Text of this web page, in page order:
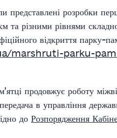
представлені розробки
та різними рівнями
відкриття парку-
marshruti-parku-
продовжує роботу
в управління
до Розпорядження